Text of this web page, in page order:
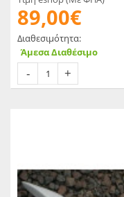
89,00€
Διαθεσιμότητα:
Άμεσα Διαθέσιμο